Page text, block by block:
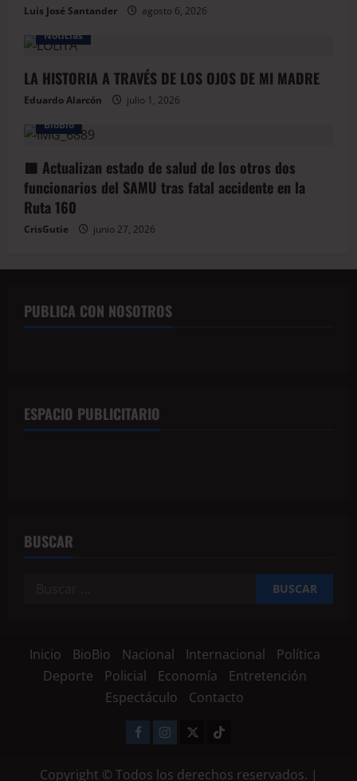
Luis José Santander
agosto 6, 2026
Noticias
LA HISTORIA A TRAVÉS DE LOS OJOS DE MI MADRE
Eduardo Alarcón
julio 1, 2026
BioBio
🟥 Actualizan estado de salud de los otros dos
funcionarios del SAMU tras fatal accidente en la
Ruta 160
CrisGutie junio 27, 2026
PUBLICA CON NOSOTROS
ESPACIO PUBLICITARIO
BUSCAR
Inicio BioBio Nacional Internacional
Política
Deporte
Policial Economía
Entretención
Espectáculo
Contacto
Copyright © Todos los derechos reservados. |